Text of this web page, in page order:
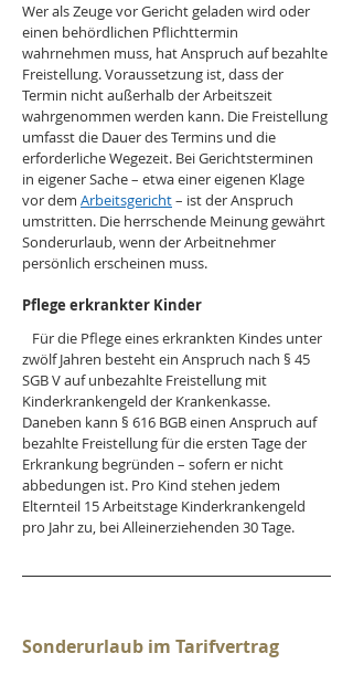
Wer als Zeuge vor Gericht geladen wird oder
einen behördlichen Pflichttermin
wahrnehmen muss, hat Anspruch auf bezahlte
Freistellung. Voraussetzung ist, dass der
Termin nicht außerhalb der Arbeitszeit
wahrgenommen werden kann. Die Freistellung
umfasst die Dauer des Termins und die
erforderliche Wegezeit. Bei Gerichtsterminen
in eigener Sache – etwa einer eigenen Klage
vor dem Arbeitsgericht – ist der Anspruch
umstritten. Die herrschende Meinung gewährt
Sonderurlaub, wenn der Arbeitnehmer
persönlich erscheinen muss.
Pflege erkrankter Kinder
zwölf Jahren besteht ein Anspruch nach § 45
SGB V auf unbezahlte Freistellung mit
Kinderkrankengeld der Krankenkasse.
Daneben kann § 616 BGB einen Anspruch auf
bezahlte Freistellung für die ersten Tage der
Erkrankung begründen – sofern er nicht
abbedungen ist. Pro Kind stehen jedem
Elternteil 15 Arbeitstage Kinderkrankengeld
pro Jahr zu, bei Alleinerziehenden 30 Tage.
Sonderurlaub im Tarifvertrag